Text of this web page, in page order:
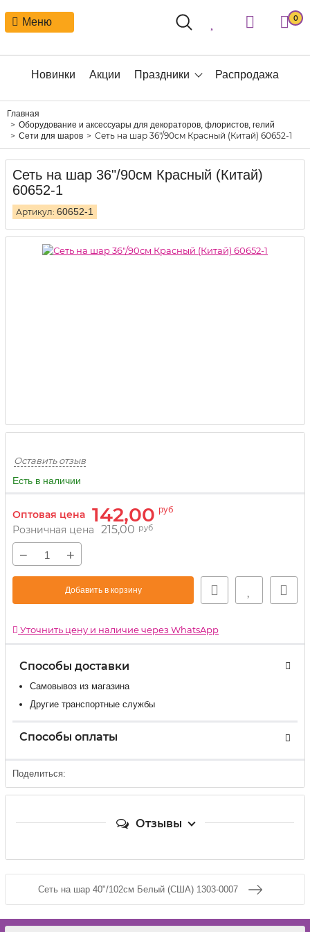
Меню 0
Новинки Акции Праздники Распродажа
Главная
Оборудование и аксессуары для декораторов, флористов, гелий
Сети для шаров
Сеть на шар 36"/90см Красный (Китай) 60652-1
Сеть на шар 36"/90см Красный (Китай)
60652-1
Артикул: 60652-1
Оставить отзыв
Есть в наличии
Оптовая цена 142,00 руб
Розничная цена 215,00 руб
− +
Добавить в корзину
Уточнить цену и наличие через WhatsApp
Способы доставки
Самовывоз из магазина
Другие транспортные службы
Способы оплаты
Поделиться:
Отзывы
Сеть на шар 40"/102см Белый (США) 1303-0007